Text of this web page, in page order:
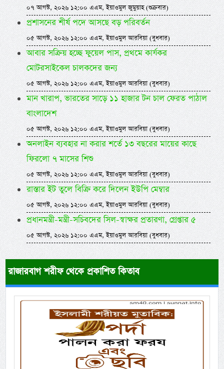
০৭ আগস্ট, ২০২৬ ১২:০০ এএম, ইয়াওমুল জুমুয়াহ (শুক্রবার)
প্রশাসনের শীর্ষ পদে আসছে বড় পরিবর্তন
০৫ আগস্ট, ২০২৬ ১২:০০ এএম, ইয়াওমুল আরবিয়া (বুধবার)
আবার সক্রিয় হচ্ছে ফুয়েল পাস, প্রথমে কার্যকর
মোটরসাইকেল চালকদের জন্য
০৫ আগস্ট, ২০২৬ ১২:০০ এএম, ইয়াওমুল আরবিয়া (বুধবার)
মান খারাপ, ভারতের সাড়ে ১১ হাজার টন চাল ফেরত পাঠাল
বাংলাদেশ
০৫ আগস্ট, ২০২৬ ১২:০০ এএম, ইয়াওমুল আরবিয়া (বুধবার)
অনলাইন ব্যবহার না করার শর্তে ১৩ বছরের মায়ের কাছে
ফিরলো ৭ মাসের শিশু
০৫ আগস্ট, ২০২৬ ১২:০০ এএম, ইয়াওমুল আরবিয়া (বুধবার)
রাস্তার ইট তুলে বিক্রি করে দিলেন ইউপি মেম্বার
০৫ আগস্ট, ২০২৬ ১২:০০ এএম, ইয়াওমুল আরবিয়া (বুধবার)
প্রধানমন্ত্রী-মন্ত্রী-সচিবদের সিল-স্বাক্ষর প্রতারণা, গ্রেপ্তার ৫
০৫ আগস্ট, ২০২৬ ১২:০০ এএম, ইয়াওমুল আরবিয়া (বুধবার)
রাজারবাগ শরীফ থেকে প্রকাশিত কিতাব